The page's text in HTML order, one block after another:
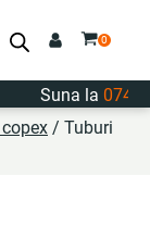
Suna la
/ Tuburi